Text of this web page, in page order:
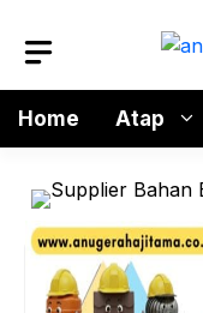
Home
Atap